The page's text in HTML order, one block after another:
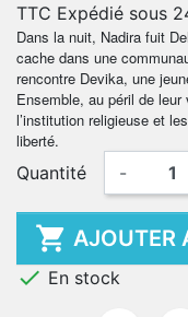
TTC Expédié sous
Dans la nuit, Nadira fuit
cache dans une
rencontre Devika, une
Ensemble, au péril de
l’institution religieuse et
liberté.
Quantité -
 AJOUTER
 En stock